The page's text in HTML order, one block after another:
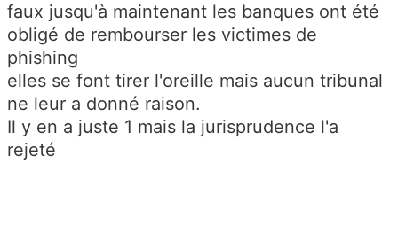
faux jusqu'à maintenant les banques ont été
obligé de rembourser les victimes de
phishing
elles se font tirer l'oreille mais aucun tribunal
ne leur a donné raison.
Il y en a juste 1 mais la jurisprudence l'a
rejeté